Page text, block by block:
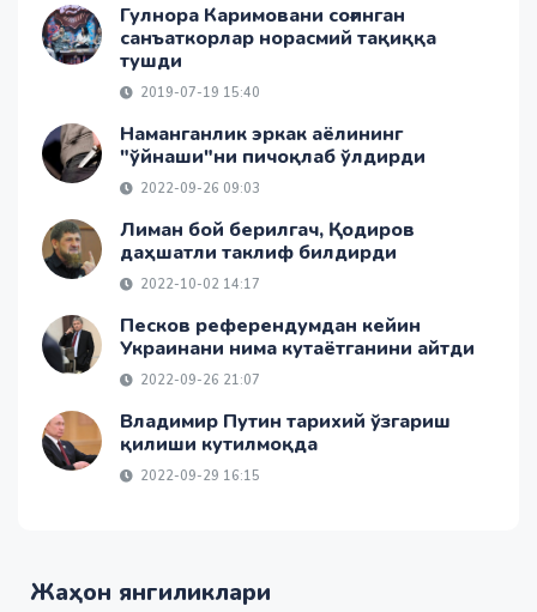
Гулнора Каримовани соғинган
санъаткорлар норасмий тақиққа
тушди
2019-07-19 15:40
Наманганлик эркак аёлининг
"ўйнаши"ни пичоқлаб ўлдирди
2022-09-26 09:03
Лиман бой берилгач, Қодиров
даҳшатли таклиф билдирди
2022-10-02 14:17
Песков референдумдан кейин
Украинани нима кутаётганини айтди
2022-09-26 21:07
Владимир Путин тарихий ўзгариш
қилиши кутилмоқда
2022-09-29 16:15
Жаҳон янгиликлари